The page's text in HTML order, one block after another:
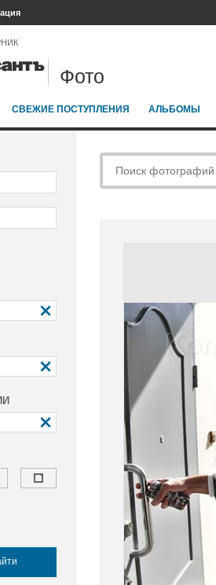
Фото
СВЕЖИЕ ПОСТУПЛЕНИЯ АЛЬБОМЫ
и отдых